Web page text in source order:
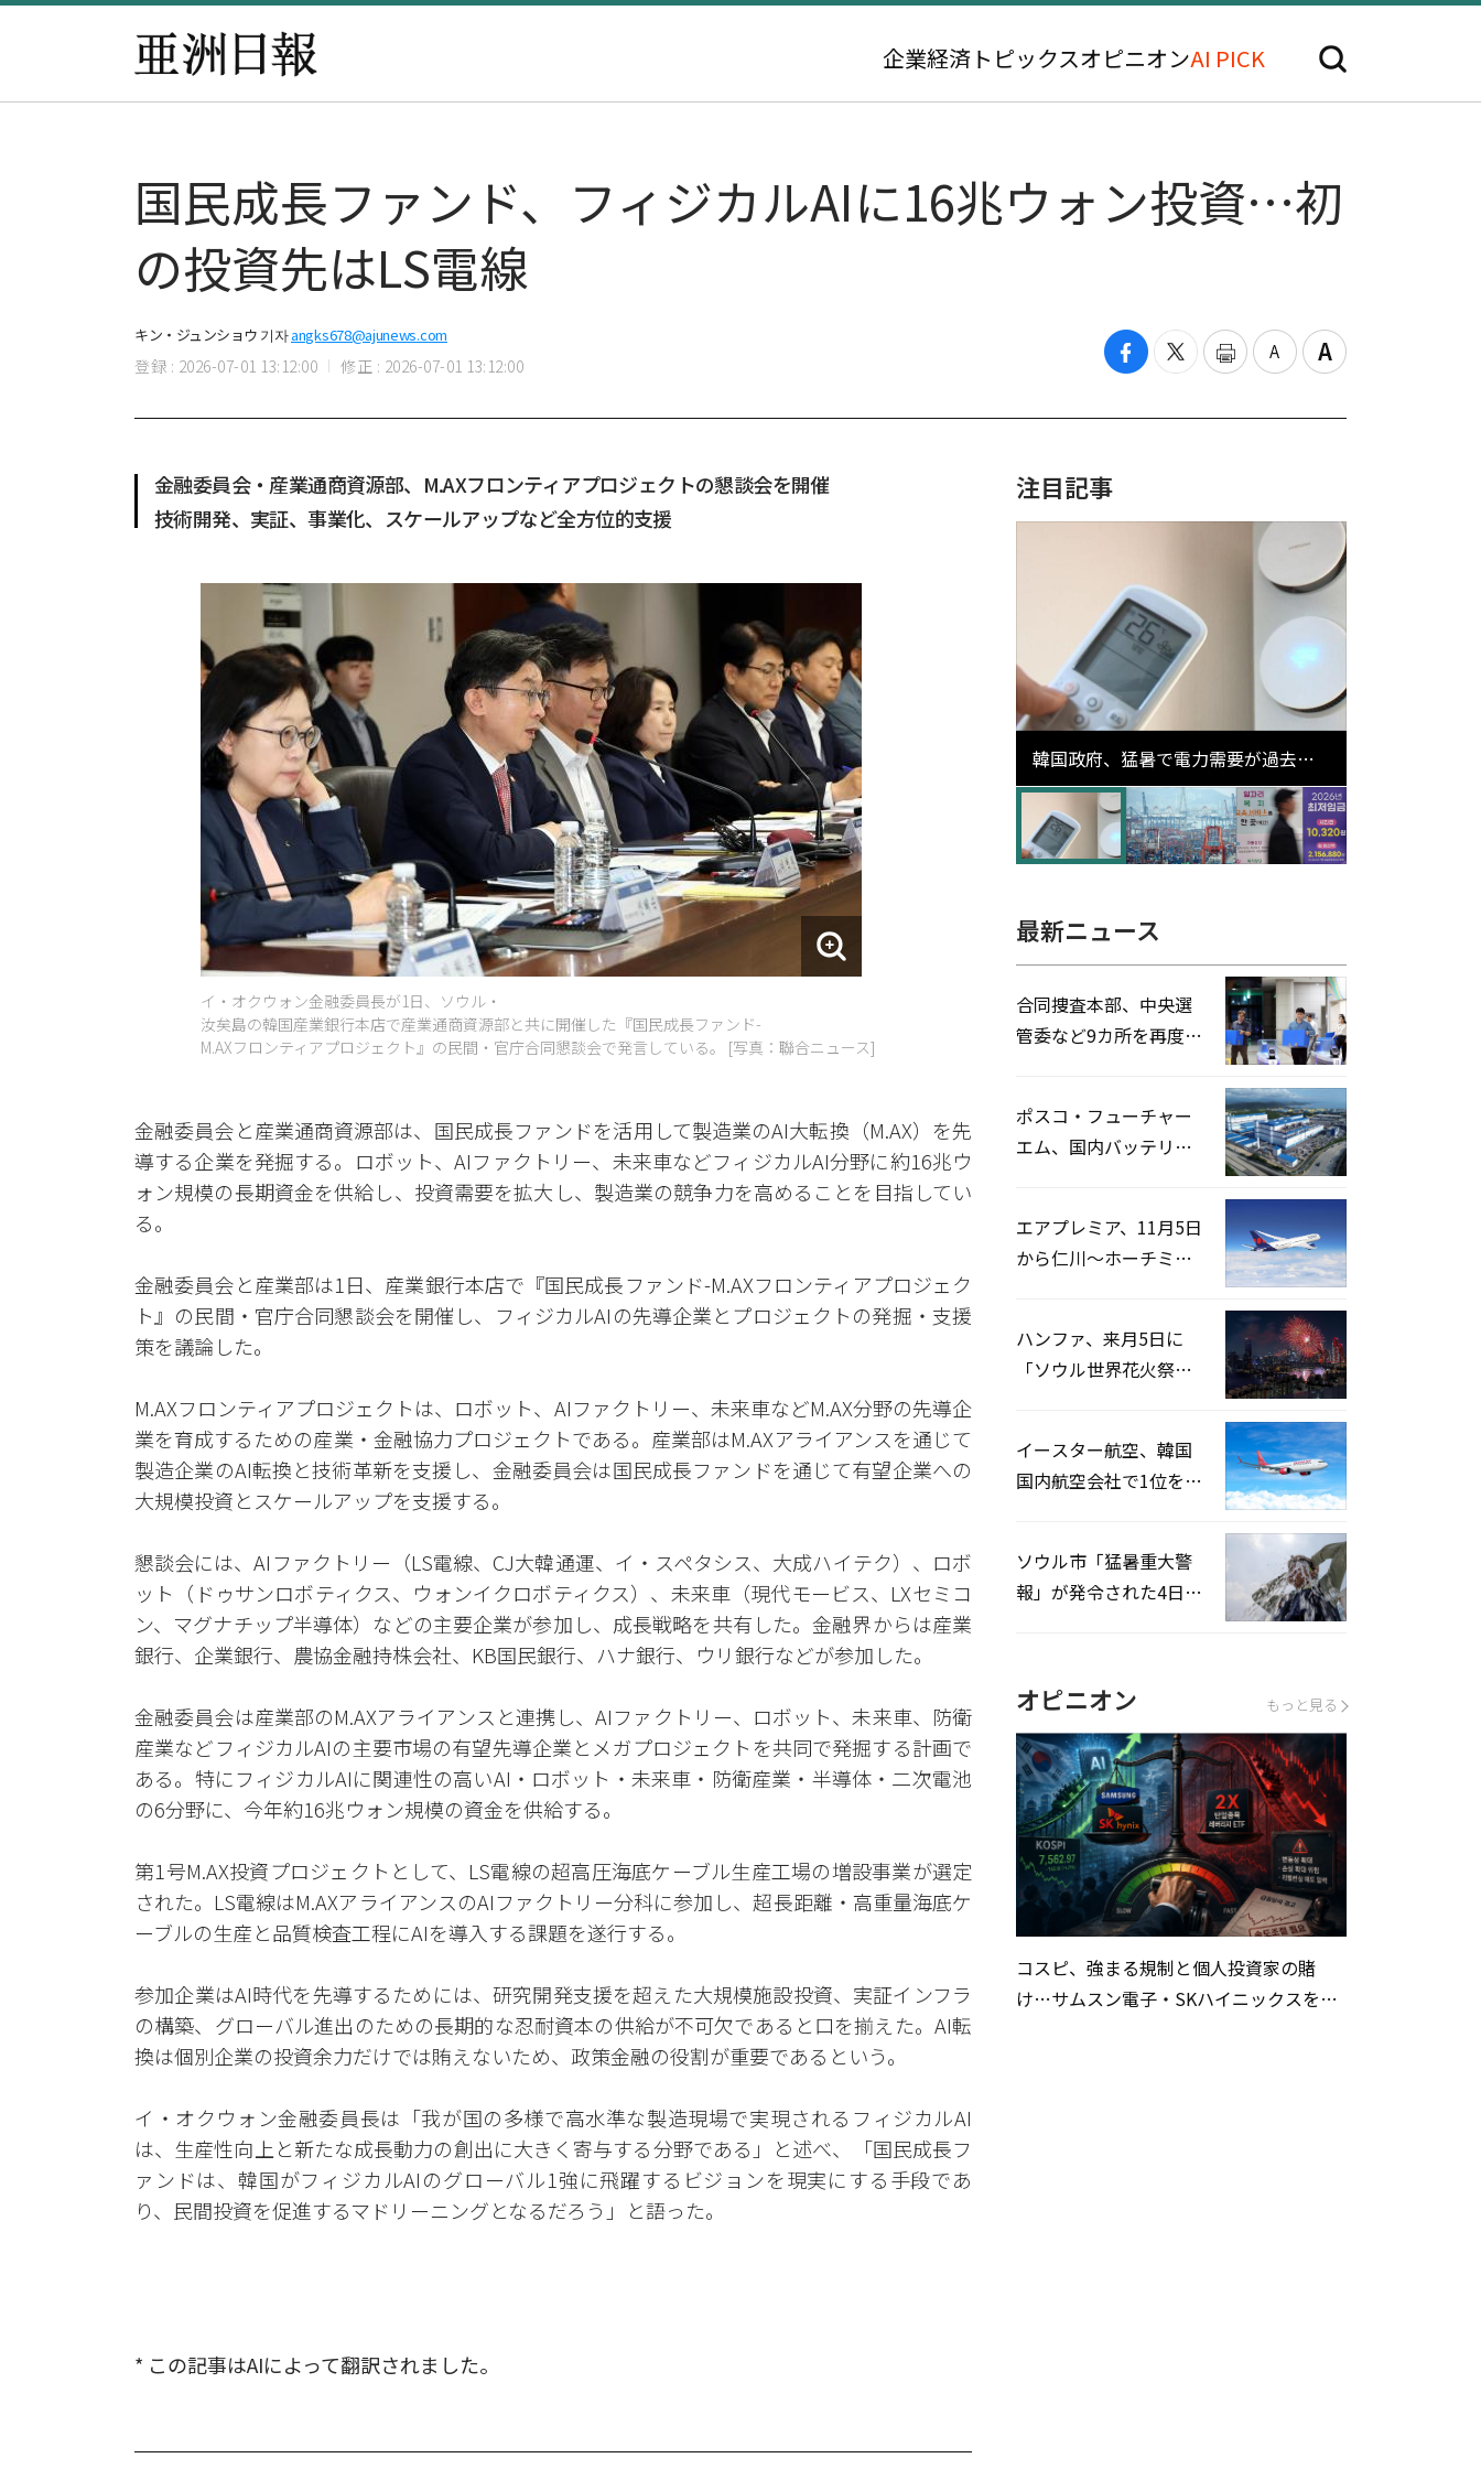
企業経済 トピックスオピニオンAI PICK
国民成長ファンド、フィジカルAIに16兆ウォン投資…初
の投資先はLS電線
キン・ジュンショウ 기자angks678@ajunews.com
登録 : 2026-07-01 13:12:00 修正 : 2026-07-01 13:12:00
金融委員会・産業通商資源部、M.AXフロンティアプロジェクトの懇談会を開催
技術開発、実証、事業化、スケールアップなど全方位的支援
イ・オクウォン金融委員長が1日、ソウル・
汝矣島の韓国産業銀行本店で産業通商資源部と共に開催した『国民成長ファンド-
M.AXフロンティアプロジェクト』の民間・官庁合同懇談会で発言している。 [写真：聯合ニュース]
金融委員会と産業通商資源部は、国民成長ファンドを活用して製造業のAI大転換（M.AX）を先
導する企業を発掘する。ロボット、AIファクトリー、未来車などフィジカルAI分野に約16兆ウ
ォン規模の長期資金を供給し、投資需要を拡大し、製造業の競争力を高めることを目指してい
る。
金融委員会と産業部は1日、産業銀行本店で『国民成長ファンド-M.AXフロンティアプロジェク
ト』の民間・官庁合同懇談会を開催し、フィジカルAIの先導企業とプロジェクトの発掘・支援
策を議論した。
M.AXフロンティアプロジェクトは、ロボット、AIファクトリー、未来車などM.AX分野の先導企
業を育成するための産業・金融協力プロジェクトである。産業部はM.AXアライアンスを通じて
製造企業のAI転換と技術革新を支援し、金融委員会は国民成長ファンドを通じて有望企業への
大規模投資とスケールアップを支援する。
懇談会には、AIファクトリー（LS電線、CJ大韓通運、イ・スペタシス、大成ハイテク）、ロボ
ット（ドゥサンロボティクス、ウォンイクロボティクス）、未来車（現代モービス、LXセミコ
ン、マグナチップ半導体）などの主要企業が参加し、成長戦略を共有した。金融界からは産業
銀行、企業銀行、農協金融持株会社、KB国民銀行、ハナ銀行、ウリ銀行などが参加した。
金融委員会は産業部のM.AXアライアンスと連携し、AIファクトリー、ロボット、未来車、防衛
産業などフィジカルAIの主要市場の有望先導企業とメガプロジェクトを共同で発掘する計画で
ある。特にフィジカルAIに関連性の高いAI・ロボット・未来車・防衛産業・半導体・二次電池
の6分野に、今年約16兆ウォン規模の資金を供給する。
第1号M.AX投資プロジェクトとして、LS電線の超高圧海底ケーブル生産工場の増設事業が選定
された。LS電線はM.AXアライアンスのAIファクトリー分科に参加し、超長距離・高重量海底ケ
ーブルの生産と品質検査工程にAIを導入する課題を遂行する。
参加企業はAI時代を先導するためには、研究開発支援を超えた大規模施設投資、実証インフラ
の構築、グローバル進出のための長期的な忍耐資本の供給が不可欠であると口を揃えた。AI転
換は個別企業の投資余力だけでは賄えないため、政策金融の役割が重要であるという。
イ・オクウォン金融委員長は「我が国の多様で高水準な製造現場で実現されるフィジカルAI
は、生産性向上と新たな成長動力の創出に大きく寄与する分野である」と述べ、「国民成長フ
ァンドは、韓国がフィジカルAIのグローバル1強に飛躍するビジョンを現実にする手段であ
り、民間投資を促進するマドリーニングとなるだろう」と語った。
* この記事はAIによって翻訳されました。
注目記事
韓国政府、猛暑で電力需要が過去最
高更新の可能性に需給対応体制を点
検
最新ニュース
合同捜査本部、中央選
管委など9カ所を再度家
ポスコ・フューチャー
エム、国内バッテリー
エアプレミア、11月5日
から仁川〜ホーチミン
ハンファ、来月5日に
「ソウル世界花火祭り
イースター航空、韓国
国内航空会社で1位を記
ソウル市「猛暑重大警
報」が発令された4日、
オピニオン もっと見る
コスピ、強まる規制と個人投資家の賭
け…サムスン電子・SKハイニックスを巡